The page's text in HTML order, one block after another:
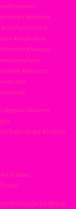
#detente
#inspiration
#humour
#bienetre
#Sophro
#Resp